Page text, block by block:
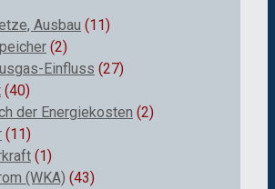
Ausbau (11)
(2)
Einfluss (27)
(40)
der Energiekosten (2)
(11)
(1)
(WKA) (43)